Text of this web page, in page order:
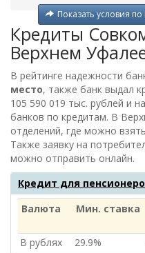
Показать условия
Кредиты
Верхнем
В рейтинге надежности
место, также банк выдал
105 590 019 тыс. рублей и
банков по кредитам. В
отделений, где можно
Также заявку на
можно отправить онлайн.
Кредит для
Валюта
Мин. ставка
В рублях
29.9%